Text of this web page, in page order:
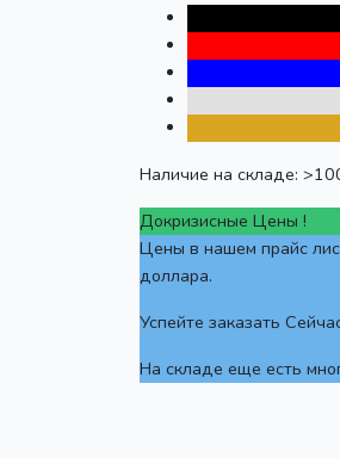
Наличие на складе:
Докризисные Цены !
Цены в нашем прайс
доллара.
Успейте заказать
На складе еще есть